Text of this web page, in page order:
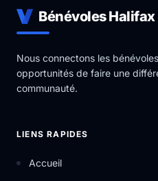
Bénévoles Halifax
Nous connectons les
opportunités de faire une
communauté.
LIENS RAPIDES
Accueil